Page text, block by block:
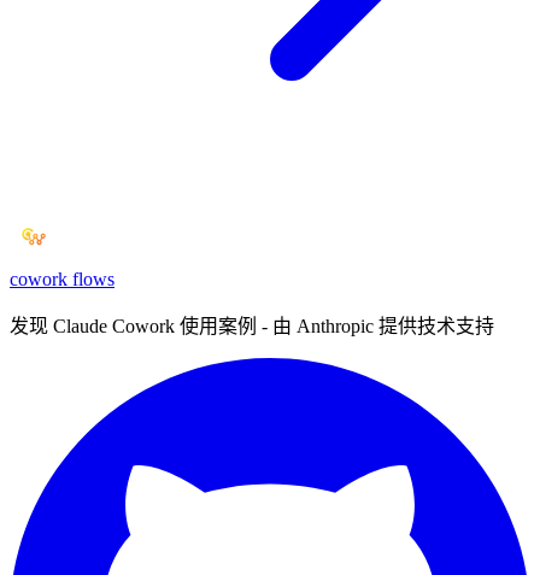
cowork flows
发现 Claude Cowork 使用案例 - 由 Anthropic 提供技术支持